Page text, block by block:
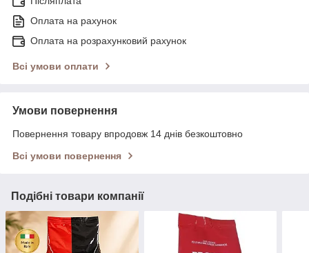
Оплата на рахунок
Оплата на розрахунковий рахунок
Всі умови оплати
Умови повернення
Повернення товару впродовж 14 днів безкоштовно
Всі умови повернення
Подібні товари компанії